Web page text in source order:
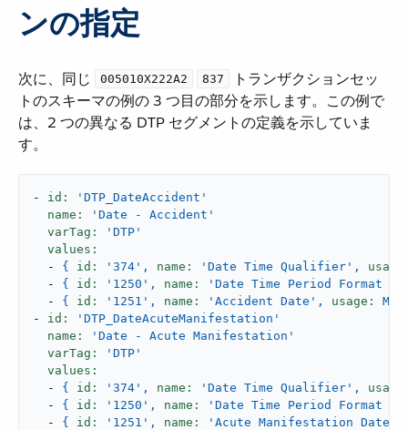
ンの指定
次に、同じ ​ 005010X222A2 837
​ トランザクションセッ
トのスキーマの例の 3 つ目の部分を示します。この例で
は、2 つの異なる DTP セグメントの定義を示していま
す。
- id:
'DTP_DateAccident'
name:
'Date - Accident'
varTag:
'DTP'
values:
-
{ id: '374' , name: 'Date Time Qualifier' ,
-
{ id: '1250' , name:
'Date Time Period Format
-
{ id: '1251' , name: 'Accident Date' , usage: M,
-
id:
'DTP_DateAcuteManifestation'
name:
'Date - Acute Manifestation'
varTag:
'DTP'
values:
-
{ id: '374' , name: 'Date Time Qualifier' ,
-
{ id: '1250' , name:
'Date Time Period Format
-
{ id: '1251' , name: 'Acute Manifestation Date'